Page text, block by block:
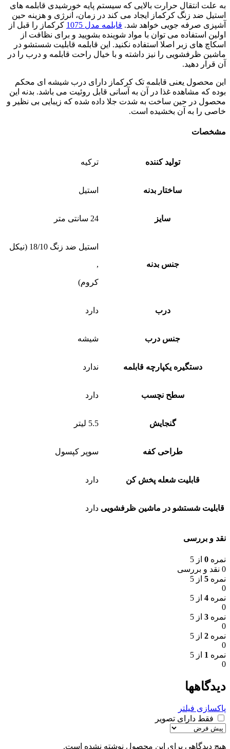
به علت انتقال حرارت بالایی که سیستم پایه خورشیدی قابلمه های
استیل ضد زنگ کرکماز ایجاد می کند در زمان، انرژی و هزینه حین
آشپزی صرفه جویی خواهد شد. قابلمه مدل 1075
کرکماز را قبل از
اولین استفاده می توان با مواد شوینده بشویید و برای نظافت از
اسکاچ های زبر اصلا استفاده نکنید. این قابلمه قابلیت شستشو در
ماشین ظرفشویی را نیز داشته و با خیال راحت قابلمه و درب را در
آن قرار دهید.
این محصول یعنی قابلمه تک کرکماز دارای درب شیشه ای محکم
بوده که مشاهده غذا در آن به آسانی قابل روئیت می باشد. بدنه این
محصول در حین ساخت به شدت جلا داده شده که زیبایی بی نظیر و
خاصی را به آن بخشیده است.
مشخصات
تولید کننده ترکیه
ساختار بدنه استیل
سایز 24 سانتی متر
جنس بدنه
استیل ضد زنگ 18/10 (نیکل
,
کروم)
درب دارد
جنس درب شیشه
دستگیره یکپارچه قابلمه ندارد
سطح نچسب دارد
گنجایش 5.5 لیتر
طراحی کفه سوپر کپسول
قابلیت شعله پخش کن دارد
قابلیت شستشو در ماشین ظرفشویی دارد
نقد و بررسی
نمره 0 از 5
0 نقد و بررسی
نمره 5 از 5
0
نمره 4 از 5
0
نمره 3 از 5
0
نمره 2 از 5
0
نمره 1 از 5
0
دیدگاهها
پاکسازی فیلتر
فقط دارای تصویر
هیچ دیدگاهی برای این محصول نوشته نشده است.